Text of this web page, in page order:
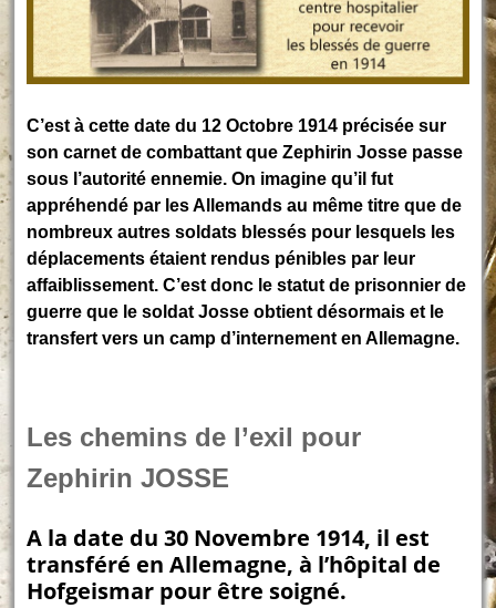
C’est à cette date du 12 Octobre 1914 précisée sur
son carnet de combattant que Zephirin Josse passe
sous l’autorité ennemie. On imagine qu’il fut
appréhendé par les Allemands au même titre que de
nombreux autres soldats blessés pour lesquels les
déplacements étaient rendus pénibles par leur
affaiblissement. C’est donc le statut de prisonnier de
guerre que le soldat Josse obtient désormais et le
transfert vers un camp d’internement en Allemagne.
Les chemins de l’exil pour
Zephirin JOSSE
A la date du 30 Novembre 1914, il est
transféré en Allemagne, à l’hôpital de
Hofgeismar pour être soigné.